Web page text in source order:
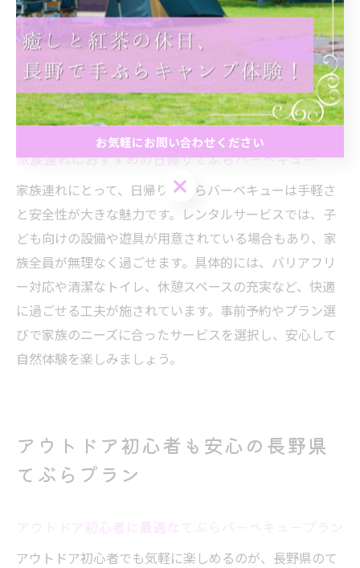
や休憩所の有無を確認しましょう。また、食材や飲み物
の持ち込み可否、ゴミの分別・回収方法も事前に把握す
ることが大切です。レンタルプランや利用規約をしっか
り確認し、トラブル防止策を講じておくことで、安心し
てアウトドアを楽しめます。
家族連れにおすすめの日帰りてぶらバーベキュー
家族連れにとって、日帰りてぶらバーベキューは手軽さ
と安全性が大きな魅力です。レンタルサービスでは、子
ども向けの設備や遊具が用意されている場合もあり、家
族全員が無理なく過ごせます。具体的には、バリアフリ
ー対応や清潔なトイレ、休憩スペースの充実など、快適
に過ごせる工夫が施されています。事前予約やプラン選
びで家族のニーズに合ったサービスを選択し、安心して
自然体験を楽しみましょう。
アウトドア初心者も安心の長野県
てぶらプラン
アウトドア初心者でも気軽に楽しめるのが、長野県のて
お気軽にお問い合わせください
お気軽にお問い合わせください